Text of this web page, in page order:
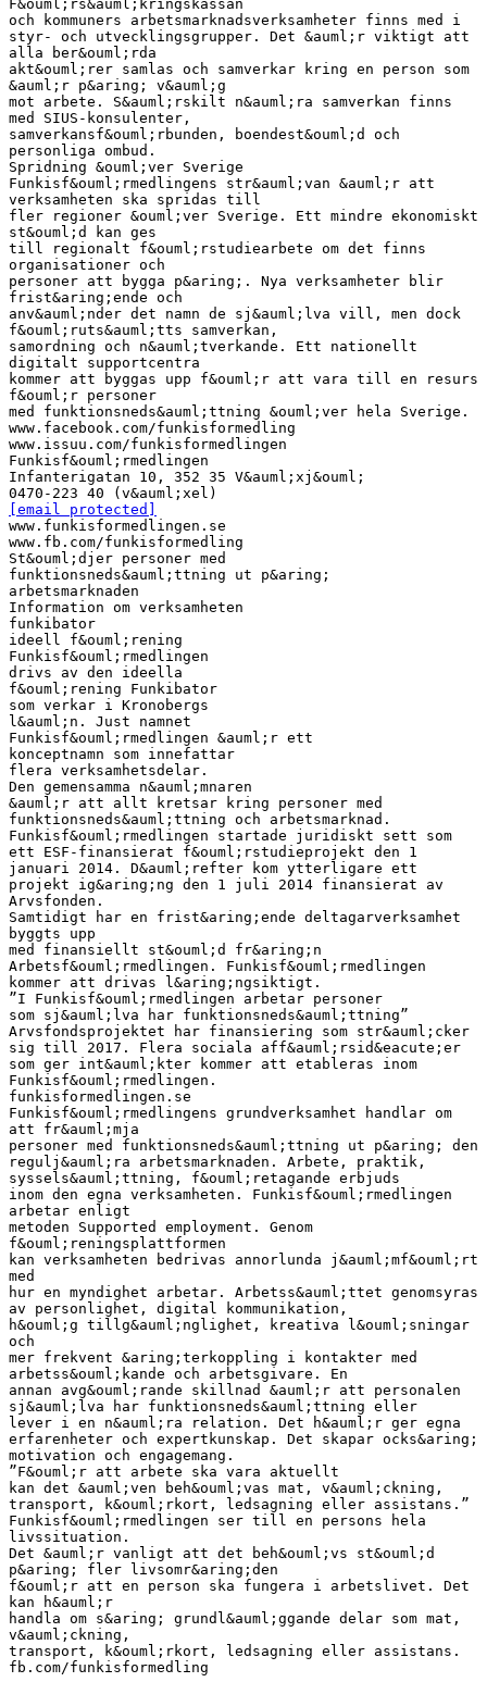
F&ouml;rs&auml;kringskassan
och kommuners arbetsmarknadsverksamheter finns med i
styr- och utvecklingsgrupper. Det &auml;r viktigt att
alla ber&ouml;rda
akt&ouml;rer samlas och samverkar kring en person som
&auml;r p&aring; v&auml;g
mot arbete. S&auml;rskilt n&auml;ra samverkan finns
med SIUS-konsulenter,
samverkansf&ouml;rbunden, boendest&ouml;d och
personliga ombud.
Spridning &ouml;ver Sverige
Funkisf&ouml;rmedlingens str&auml;van &auml;r att
verksamheten ska spridas till
fler regioner &ouml;ver Sverige. Ett mindre ekonomiskt
st&ouml;d kan ges
till regionalt f&ouml;rstudiearbete om det finns
organisationer och
personer att bygga p&aring;. Nya verksamheter blir
frist&aring;ende och
anv&auml;nder det namn de sj&auml;lva vill, men dock
f&ouml;ruts&auml;tts samverkan,
samordning och n&auml;tverkande. Ett nationellt
digitalt supportcentra
kommer att byggas upp f&ouml;r att vara till en resurs
f&ouml;r personer
med funktionsneds&auml;ttning &ouml;ver hela Sverige.
www.facebook.com/funkisformedling
www.issuu.com/funkisformedlingen
Funkisf&ouml;rmedlingen
Infanterigatan 10, 352 35 V&auml;xj&ouml;
[email protected]
www.funkisformedlingen.se
www.fb.com/funkisformedling
St&ouml;djer personer med
funktionsneds&auml;ttning ut p&aring;
arbetsmarknaden
Information om verksamheten
funkibator
ideell f&ouml;rening
Funkisf&ouml;rmedlingen
drivs av den ideella
f&ouml;rening Funkibator
som verkar i Kronobergs
l&auml;n. Just namnet
Funkisf&ouml;rmedlingen &auml;r ett
konceptnamn som innefattar
flera verksamhetsdelar.
Den gemensamma n&auml;mnaren
&auml;r att allt kretsar kring personer med
funktionsneds&auml;ttning och arbetsmarknad.
Funkisf&ouml;rmedlingen startade juridiskt sett som
ett ESF-finansierat f&ouml;rstudieprojekt den 1
januari 2014. D&auml;refter kom ytterligare ett
projekt ig&aring;ng den 1 juli 2014 finansierat av
Arvsfonden.
Samtidigt har en frist&aring;ende deltagarverksamhet
byggts upp
med finansiellt st&ouml;d fr&aring;n
Arbetsf&ouml;rmedlingen. Funkisf&ouml;rmedlingen
kommer att drivas l&aring;ngsiktigt.
”I Funkisf&ouml;rmedlingen arbetar personer
som sj&auml;lva har funktionsneds&auml;ttning”
Arvsfondsprojektet har finansiering som str&auml;cker
sig till 2017. Flera sociala aff&auml;rsid&eacute;er
som ger int&auml;kter kommer att etableras inom
Funkisf&ouml;rmedlingen.
funkisformedlingen.se
Funkisf&ouml;rmedlingens grundverksamhet handlar om
att fr&auml;mja
personer med funktionsneds&auml;ttning ut p&aring; den
regulj&auml;ra arbetsmarknaden. Arbete, praktik,
syssels&auml;ttning, f&ouml;retagande erbjuds
inom den egna verksamheten. Funkisf&ouml;rmedlingen
arbetar enligt
metoden Supported employment. Genom
f&ouml;reningsplattformen
kan verksamheten bedrivas annorlunda j&auml;mf&ouml;rt
med
hur en myndighet arbetar. Arbetss&auml;ttet genomsyras
av personlighet, digital kommunikation,
h&ouml;g tillg&auml;nglighet, kreativa l&ouml;sningar
och
mer frekvent &aring;terkoppling i kontakter med
arbetss&ouml;kande och arbetsgivare. En
annan avg&ouml;rande skillnad &auml;r att personalen
sj&auml;lva har funktionsneds&auml;ttning eller
lever i en n&auml;ra relation. Det h&auml;r ger egna
erfarenheter och expertkunskap. Det skapar ocks&aring;
motivation och engagemang.
”F&ouml;r att arbete ska vara aktuellt
kan det &auml;ven beh&ouml;vas mat, v&auml;ckning,
transport, k&ouml;rkort, ledsagning eller assistans.”
Funkisf&ouml;rmedlingen ser till en persons hela
livssituation.
Det &auml;r vanligt att det beh&ouml;vs st&ouml;d
p&aring; fler livsomr&aring;den
f&ouml;r att en person ska fungera i arbetslivet. Det
kan h&auml;r
handla om s&aring; grundl&auml;ggande delar som mat,
v&auml;ckning,
transport, k&ouml;rkort, ledsagning eller assistans.